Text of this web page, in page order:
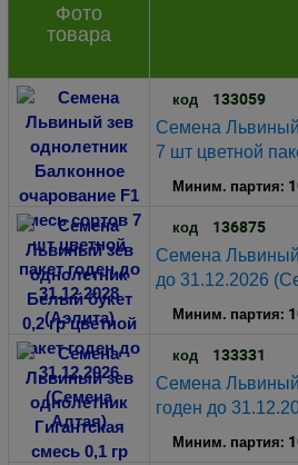
Фото
товара
код 133059
Семена Львиный
7 шт цветной
Миним. партия:
код 136875
Семена Львиный
до 31.12.2026
Миним. партия:
код 133331
Семена Львиный
годен до
Миним. партия: